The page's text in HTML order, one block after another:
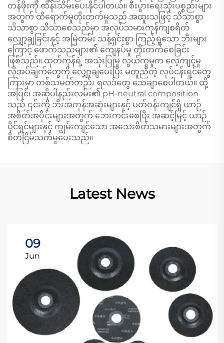
တန်ဖိုးကို ထိန်းသိမ်းပေးနိုင်ပါတယ်။ စီးပွားရေးသုံးပစ္စည်းများ
အတွက် ထိရောက်မှုတိုးတက်မှုသည် အထူးသဖြင့် သိသာစွာ
သိသာစွာ သိသာစေသည်မှာ အလုပ်သမားကုန်ကျစရိတ်
လျှော့ချခြင်းနှင့် အမြဲတမ်း သန့်ရှင်းစွာ ကြည့်ရှုသော ဘီးများ
ကြောင့် ဖောက်သည်များ၏ ကျေနပ်မှု တိုးတက်စေခြင်း
ဖြစ်သည်။ ထုတ်ကုန်ရဲ့ အသုံးပြုမှု လွယ်ကူမှုက လေ့ကျင့်မှု
လိုအပ်ချက်တွေကို လျှော့ချပေးပြီး မတူညီတဲ့ လုပ်ငန်းရှင်တွေ
ကြားမှာ တစ်သမတ်တည်း ရလဒ်တွေ သေချာစေပါတယ်။ ထို့
အပြင်၊ အဆိုပါနည်းလမ်း၏ pH-neutral composition
သည် ၎င်းကို ဘီးအကုန်အဆုံးများနှင့် ပတ်ဝန်းကျင်ရှိ ယာဉ်
အစိတ်အပိုင်းများအတွက် ဘေးကင်းစေပြီး အဆင့်မြင့် ယာဉ်
ပိုင်ရှင်များနှင့် ကျွမ်းကျင်သော အသေးစိတ်သမားများအတွက်
စိတ်ငြိမ်သက်မှုပေးသည်။
Latest News
09
Jun